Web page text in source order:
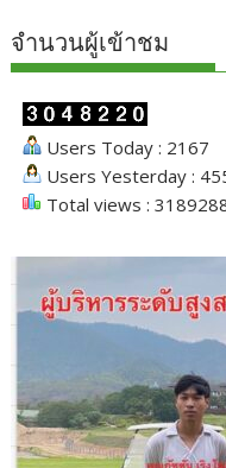
จำนวนผู้เข้าชม
Users Today : 2167
Users Yesterday :
Total views :